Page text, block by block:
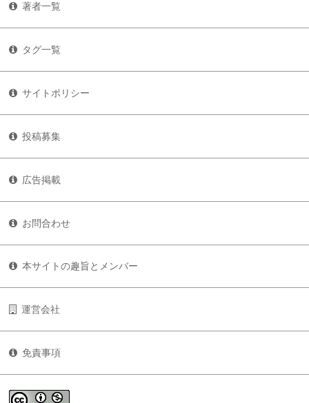
著者一覧
タグ一覧
サイトポリシー
投稿募集
広告掲載
お問合わせ
本サイトの趣旨とメンバー
運営会社
免責事項